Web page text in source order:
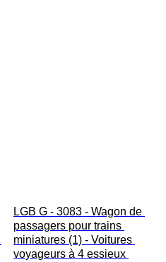
LGB G - 3083 - Wagon de
passagers pour trains
miniatures (1) - Voitures
voyageurs à 4 essieux